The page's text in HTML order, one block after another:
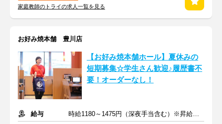
家庭教師のトライの求人一覧を見る
お好み焼本舗 豊川店
【お好み焼本舗ホール】夏休みの
短期募集☆学生さん歓迎♪履歴書不
要！オーダーなし！
給与
時給1180～1475円（深夜手当含む）※昇給は随時あり